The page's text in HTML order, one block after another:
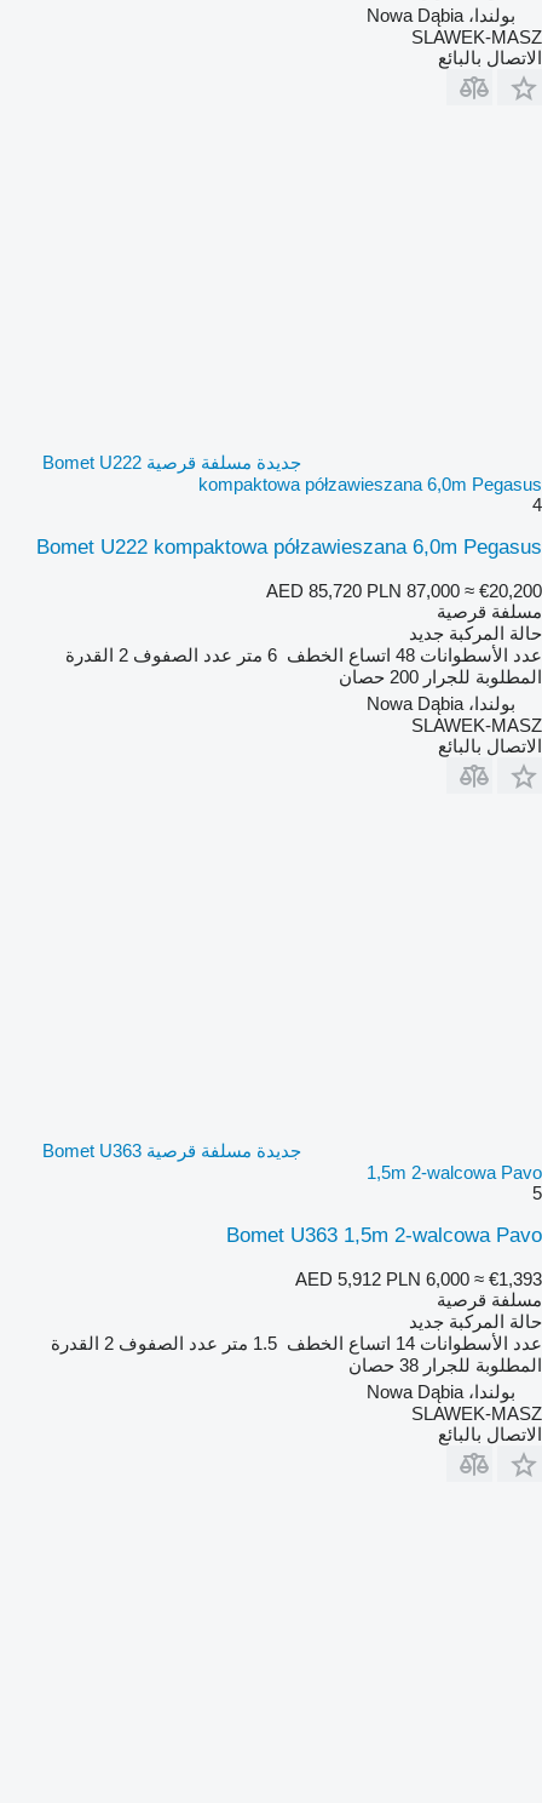
بولندا، Nowa Dąbia
SLAWEK-MASZ
الاتصال بالبائع
جديدة مسلفة قرصية Bomet U222
kompaktowa półzawieszana 6,0m Pegasus
4
Bomet U222 kompaktowa półzawieszana 6,0m Pegasus
AED 85,720 PLN 87,000 ≈ €20,200
مسلفة قرصية
حالة المركبة جديد
عدد الأسطوانات 48 اتساع الخطف 6 متر عدد الصفوف 2 القدرة
المطلوبة للجرار 200 حصان
بولندا، Nowa Dąbia
SLAWEK-MASZ
الاتصال بالبائع
جديدة مسلفة قرصية Bomet U363
1,5m 2-walcowa Pavo
5
Bomet U363 1,5m 2-walcowa Pavo
AED 5,912 PLN 6,000 ≈ €1,393
مسلفة قرصية
حالة المركبة جديد
عدد الأسطوانات 14 اتساع الخطف 1.5 متر عدد الصفوف 2 القدرة
المطلوبة للجرار 38 حصان
بولندا، Nowa Dąbia
SLAWEK-MASZ
الاتصال بالبائع